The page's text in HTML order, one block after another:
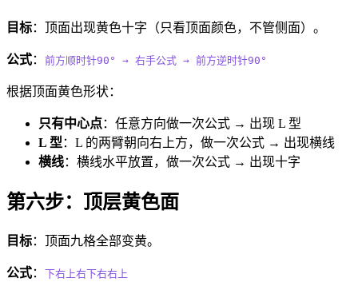
目标：顶面出现黄色十字（只看顶面颜色，不管侧面）。
公式： 前方顺时针90° → 右手公式 → 前方逆时针90°
根据顶面黄色形状：
只有中心点：任意方向做一次公式 → 出现 L 型
L 型 ：L 的两臂朝向右上方，做一次公式 → 出现横线
横线：横线水平放置，做一次公式 → 出现十字
第六步：顶层黄色面
目标：顶面九格全部变黄。
公式： 下右上右下右右上